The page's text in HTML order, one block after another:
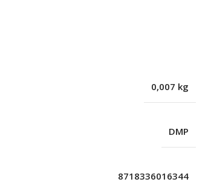
0,007 kg
DMP
8718336016344